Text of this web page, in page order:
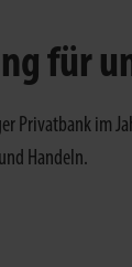
für
Privatbank im
Handeln.